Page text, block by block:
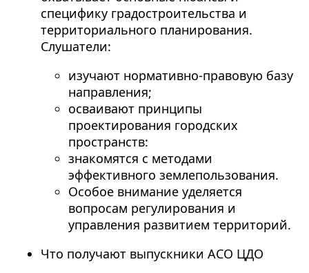
специфику градостроительства и
территориального планирования.
Слушатели:
изучают нормативно-правовую базу
направления;
осваивают принципы
проектирования городских
пространств:
знакомятся с методами
эффективного землепользования.
Особое внимание уделяется
вопросам регулирования и
управления развитием территорий.
Что получают выпускники АСО ЦДО